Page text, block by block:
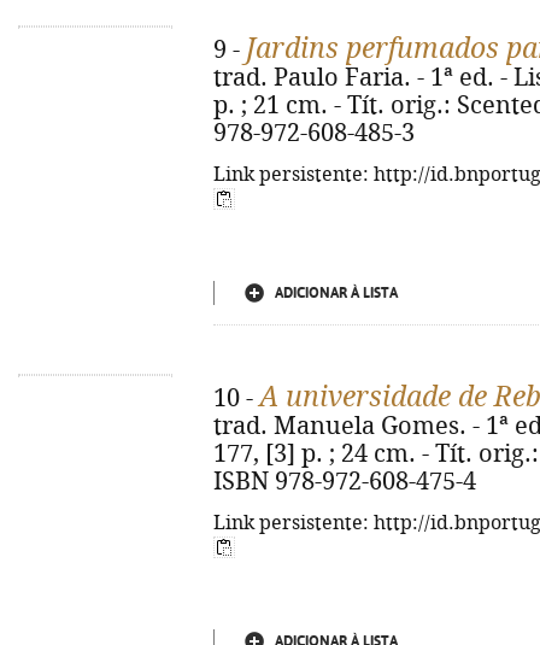
9 - Jardins perfumados
trad. Paulo Faria. - 1ª ed. -
p. ; 21 cm. - Tít. orig.:
978-972-608-485-3
Link persistente: http://
ADICIONAR À LISTA
10 -A universidade de
trad. Manuela Gomes. - 1ª
177, [3] p. ; 24 cm. - Tít.
ISBN 978-972-608-475-4
Link persistente: http://
ADICIONAR À LISTA